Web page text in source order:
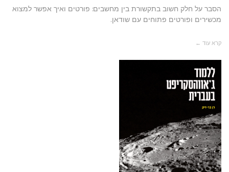
הסבר על חלק חשוב בתקשורת בין מחשבים: פורטים ואיך אפשר למצוא
מכשירים ופורטים פתוחים עם שודאן.
קרא עוד ←